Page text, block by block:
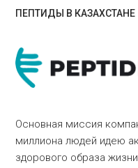
ПЕПТИДЫ В КАЗАХСТАНЕ
Основная миссия
миллиона людей идею
здорового образа